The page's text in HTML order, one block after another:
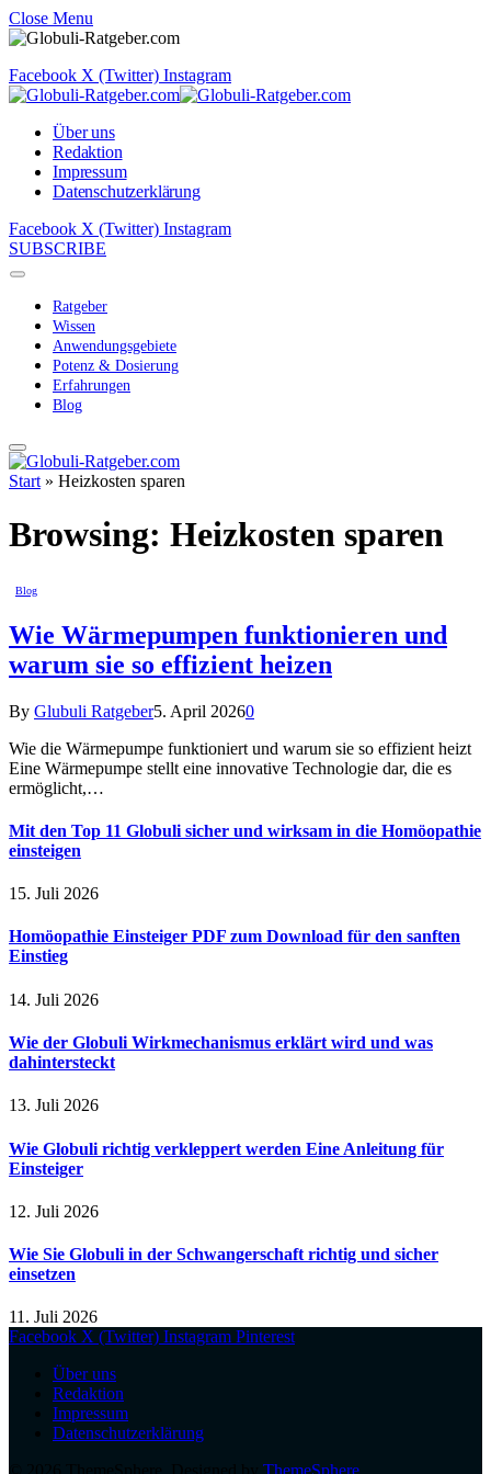
Close Menu
Facebook X (Twitter) Instagram
Über uns
Redaktion
Impressum
Datenschutzerklärung
Facebook X (Twitter) Instagram
SUBSCRIBE
Ratgeber
Wissen
Anwendungsgebiete
Potenz & Dosierung
Erfahrungen
Blog
Start » Heizkosten sparen
Browsing: Heizkosten sparen
Blog
Wie Wärmepumpen funktionieren und
warum sie so effizient heizen
By Glubuli Ratgeber5. April 20260
Wie die Wärmepumpe funktioniert und warum sie so effizient heizt
Eine Wärmepumpe stellt eine innovative Technologie dar, die es
ermöglicht,…
Mit den Top 11 Globuli sicher und wirksam in die Homöopathie
einsteigen
15. Juli 2026
Homöopathie Einsteiger PDF zum Download für den sanften
Einstieg
14. Juli 2026
Wie der Globuli Wirkmechanismus erklärt wird und was
dahintersteckt
13. Juli 2026
Wie Globuli richtig verkleppert werden Eine Anleitung für
Einsteiger
12. Juli 2026
Wie Sie Globuli in der Schwangerschaft richtig und sicher
einsetzen
11. Juli 2026
Facebook X (Twitter) Instagram Pinterest
Über uns
Redaktion
Impressum
Datenschutzerklärung